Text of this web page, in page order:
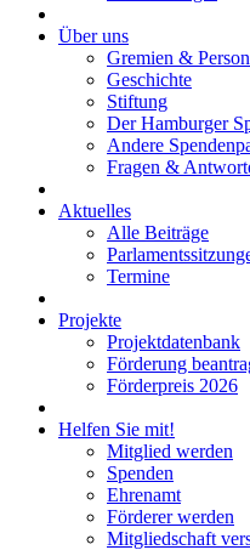
Über uns
Gremien &
Geschichte
Stiftung
Der Hamburger
Andere
Fragen &
Aktuelles
Alle Beiträge
Termine
Projekte
Projektdatenbank
Förderung
Förderpreis 2026
Helfen Sie mit!
Mitglied werden
Spenden
Ehrenamt
Förderer werden
Mitgliedschaft